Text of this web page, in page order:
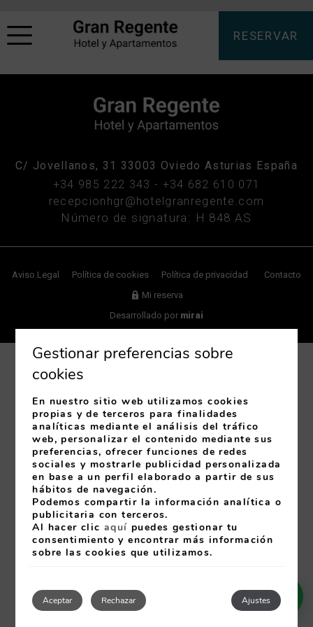
RESERVAR
C/ Jovellanos, 31 33003 Oviedo Asturias España
+34 985 222 343 - +34 682 610 071
recepcionhgr@hotelgranregente.com
Número de signatura: H 848 AS
Aviso Legal Política de cookies Política de privacidad
Contacto
Mi reserva
Desarrollado por mirai
Gestionar preferencias sobre
cookies
En nuestro sitio web utilizamos cookies
propias y de terceros para finalidades
analíticas mediante el análisis del tráfico
web, personalizar el contenido mediante sus
preferencias, ofrecer funciones de redes
sociales y mostrarle publicidad personalizada
en base a un perfil elaborado a partir de sus
hábitos de navegación.
Podemos compartir la información analítica o
publicitaria con terceros.
Al hacer clicaquí puedes gestionar tu
consentimiento y encontrar más información
sobre las cookies que utilizamos.
Aceptar Ajustes
Rechazar